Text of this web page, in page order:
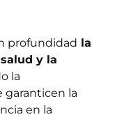
profundidad la
y la
la
la
en la